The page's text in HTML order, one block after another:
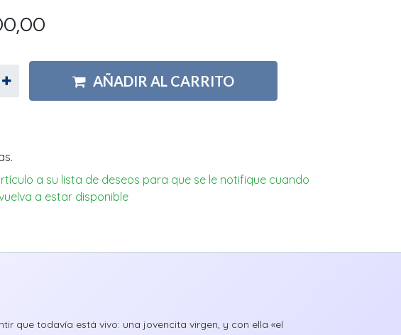
AÑADIR AL CARRITO
a su lista de deseos para que se le notifique cuando
a estar disponible
que todavía está vivo: una jovencita virgen, y con ella «el